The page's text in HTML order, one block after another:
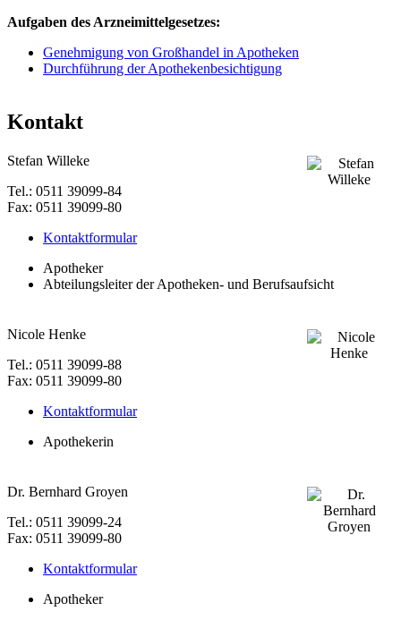
Aufgaben des Arzneimittelgesetzes:
Genehmigung von Großhandel in Apotheken
Durchführung der Apothekenbesichtigung
Kontakt
Stefan Willeke
Tel.: 0511 39099-84
Fax: 0511 39099-80
Kontaktformular
Apotheker
Abteilungsleiter der Apotheken- und Berufsaufsicht
Nicole Henke
Tel.: 0511 39099-88
Fax: 0511 39099-80
Kontaktformular
Apothekerin
Dr. Bernhard Groyen
Tel.: 0511 39099-24
Fax: 0511 39099-80
Kontaktformular
Apotheker